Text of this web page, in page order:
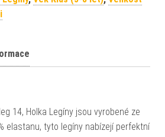
14, Holka Legíny jsou vyrobené ze
elastanu, tyto legíny nabízejí perfektní